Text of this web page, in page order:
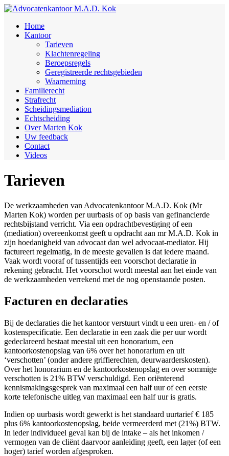
Home
Kantoor
Tarieven
Klachtenregeling
Beroepsregels
Geregistreerde rechtsgebieden
Waarneming
Familierecht
Strafrecht
Scheidingsmediation
Echtscheiding
Over Marten Kok
Uw feedback
Contact
Videos
Tarieven
De werkzaamheden van Advocatenkantoor M.A.D. Kok (Mr
Marten Kok) worden per uurbasis of op basis van gefinancierde
rechtsbijstand verricht. Via een opdrachtbevestiging of een
(mediation) overeenkomst geeft u opdracht aan mr M.A.D. Kok in
zijn hoedanigheid van advocaat dan wel advocaat-mediator. Hij
factureert regelmatig, in de meeste gevallen is dat iedere maand.
Vaak wordt vooraf of tussentijds een voorschot declaratie in
rekening gebracht. Het voorschot wordt meestal aan het einde van
de werkzaamheden verrekend met de nog openstaande posten.
Facturen en declaraties
Bij de declaraties die het kantoor verstuurt vindt u een uren- en / of
kostenspecificatie. Een declaratie in een zaak die per uur wordt
gedeclareerd bestaat meestal uit een honorarium, een
kantoorkostenopslag van 6% over het honorarium en uit
‘verschotten’ (onder andere griffierechten, deurwaarderskosten).
Over het honorarium en de kantoorkostenopslag en over sommige
verschotten is 21% BTW verschuldigd. Een oriënterend
kennismakingsgesprek van maximaal een half uur of een eerste
korte telefonische uitleg van maximaal een half uur is gratis.
Indien op uurbasis wordt gewerkt is het standaard uurtarief € 185
plus 6% kantoorkostenopslag, beide vermeerderd met (21%) BTW.
In ieder individueel geval kan bij de intake – als het inkomen /
vermogen van de cliënt daarvoor aanleiding geeft, een lager (of een
hoger) tarief worden afgesproken.